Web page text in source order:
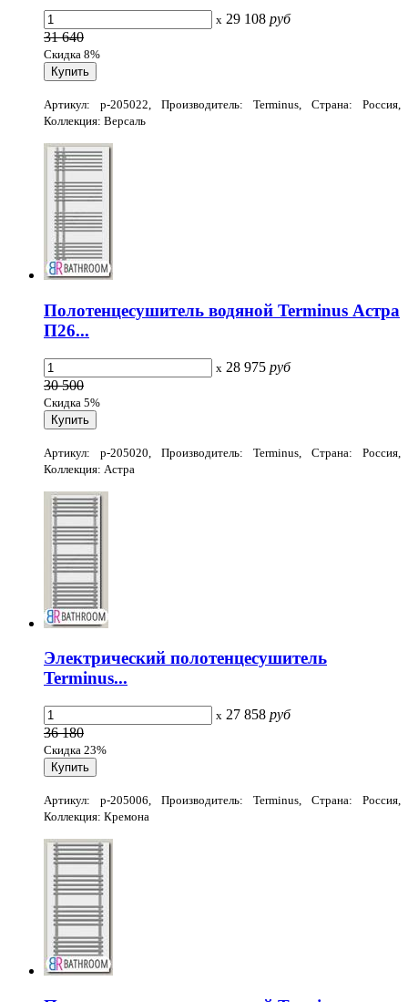
x 29 108 руб
31 640
Скидка 8%
Артикул: p-205022, Производитель: Terminus, Страна: Россия,
Коллекция: Версаль
Полотенцесушитель водяной Terminus Астра
П26...
x 28 975 руб
30 500
Скидка 5%
Артикул: p-205020, Производитель: Terminus, Страна: Россия,
Коллекция: Астра
Электрический полотенцесушитель
Terminus...
x 27 858 руб
36 180
Скидка 23%
Артикул: p-205006, Производитель: Terminus, Страна: Россия,
Коллекция: Кремона